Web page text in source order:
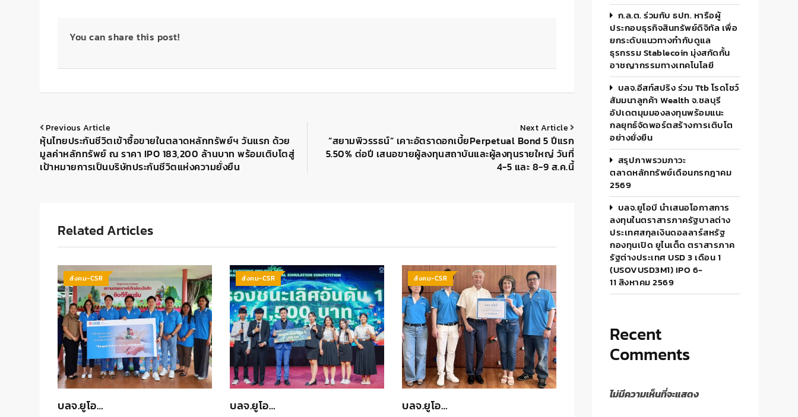
You can share this post!
Previous Article
หุ้นไทยประกันชีวิตเข้าซื้อขายในตลาดหลักทรัพย์ฯ วันแรก ด้วย
มูลค่าหลักทรัพย์ ณ ราคา IPO 183,200 ล้านบาท พร้อมเติบโตสู่
เป้าหมายการเป็นบริษัทประกันชีวิตแห่งความยั่งยืน
Next Article
“สยามพิวรรธน์” เคาะอัตราดอกเบี้ยPerpetual Bond 5 ปีแรก
5.50% ต่อปี เสนอขายผู้ลงทุนสถาบันและผู้ลงทุนรายใหญ่ วันที่
4-5 และ 8-9 ส.ค.นี้
Related Articles
สังคม-CSR
บลจ.ยูโอ…
สังคม-CSR
บลจ.ยูโอ…
สังคม-CSR
บลจ.ยูโอ…
ก.ล.ต. ร่วมกับ ธปท. หารือผู้
ประกอบธุรกิจสินทรัพย์ดิจิทัล เพื่อ
ยกระดับแนวทางกำกับดูแล
ธุรกรรม Stablecoin มุ่งสกัดกั้น
อาชญากรรมทางเทคโนโลยี
บลจ.อีสท์สปริง ร่วม Ttb โรดโชว์
สัมมนาลูกค้า Wealth จ.ชลบุรี
อัปเดตมุมมองลงทุนพร้อมแนะ
กลยุทธ์จัดพอร์ตสร้างการเติบโต
อย่างยั่งยืน
สรุปภาพรวมภาวะ
ตลาดหลักทรัพย์เดือนกรกฎาคม
2569
บลจ.ยูโอบี นำเสนอโอกาสการ
ลงทุนในตราสารภาครัฐบาลต่าง
ประเทศสกุลเงินดอลลาร์สหรัฐ
กองทุนเปิด ยูไนเต็ด ตราสารภาค
รัฐต่างประเทศ USD 3 เดือน 1
(USOVUSD3M1) IPO 6-
11 สิงหาคม 2569
Recent
Comments
ไม่มีความเห็นที่จะแสดง